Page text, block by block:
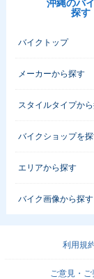
沖縄のバ
探す
バイクトップ
メーカーから探す
スタイルタイプか
バイクショップを
エリアから探す
バイク画像から探す
利用規
ご意見・ご